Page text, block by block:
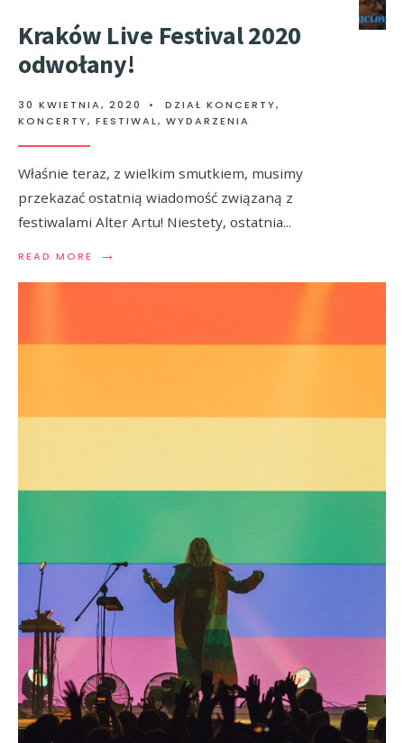
Kraków Live Festival 2020
odwołany!
30 KWIETNIA, 2020 • DZIAŁ KONCERTY,
KONCERTY, FESTIWAL, WYDARZENIA
Właśnie teraz, z wielkim smutkiem, musimy
przekazać ostatnią wiadomość związaną z
festiwalami Alter Artu! Niestety, ostatnia...
READ MORE →